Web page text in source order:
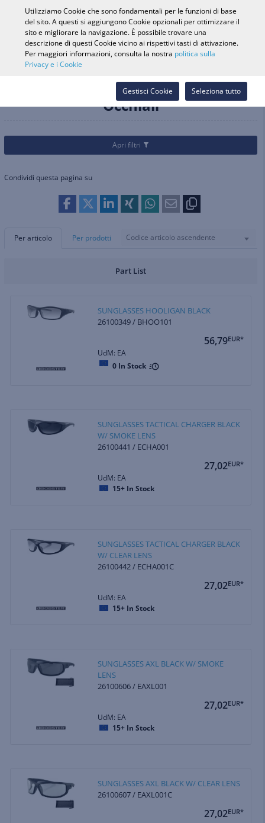
Ricerca veicolo
Cerca nel
Webshop
Accedi
Biciclette Abbigliamento ciclista Occhiali
Occhiali
Apri filtri
Condividi questa pagina su
Per articolo Per prodotti Codice articolo ascendente
Part List
SUNGLASSES HOOLIGAN BLACK
26100349 / BHOO101
56,79EUR*
UdM: EA
0 In Stock
SUNGLASSES TACTICAL CHARGER BLACK
W/ SMOKE LENS
26100441 / ECHA001
27,02EUR*
UdM: EA
15+ In Stock
SUNGLASSES TACTICAL CHARGER BLACK
W/ CLEAR LENS
26100442 / ECHA001C
27,02EUR*
UdM: EA
15+ In Stock
SUNGLASSES AXL BLACK W/ SMOKE
LENS
26100606 / EAXL001
27,02EUR*
UdM: EA
15+ In Stock
SUNGLASSES AXL BLACK W/ CLEAR LENS
26100607 / EAXL001C
27,02EUR*
Utilizziamo Cookie che sono fondamentali per le funzioni di base
del sito. A questi si aggiungono Cookie opzionali per ottimizzare il
sito e migliorare la navigazione. È possibile trovare una
descrizione di questi Cookie vicino ai rispettivi tasti di attivazione.
Per maggiori informazioni, consulta la nostra politica sulla
Privacy e i Cookie
Seleziona tutto
Gestisci Cookie